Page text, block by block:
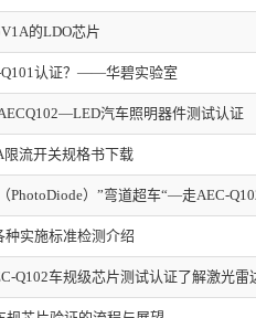
的LDO芯片
Q101认证？——华碧实验室
汽车照明器件测试认证
限流开关规格书下载
PhotoDiode）”弯道超车“—走AEC-
种实施标准检测介绍
Q102车规级芯片测试认证了解激光雷